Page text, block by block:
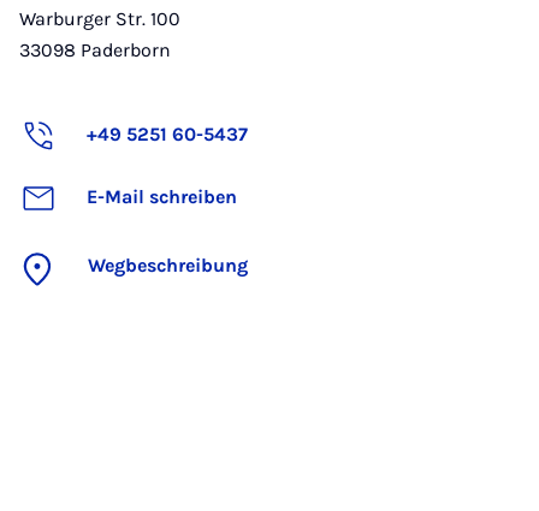
Warburger Str. 100
33098 Paderborn
+49 5251 60-5437
E-Mail schreiben
Wegbeschreibung